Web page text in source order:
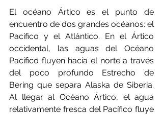
El océano Ártico es el punto de
encuentro de dos grandes océanos: el
Pacífico y el Atlántico. En el Ártico
occidental, las aguas del Océano
Pacífico fluyen hacia el norte a través
del poco profundo Estrecho de
Bering que separa Alaska de Siberia.
Al llegar al Océano Ártico, el agua
relativamente fresca del Pacífico fluye